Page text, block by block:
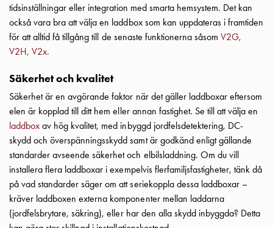
vägguttag?
Välj
rätt
laddbox
elbil
Standarder
och
certifikat
för
laddboxar
Guide:
Installera
laddboxar
tidsinställningar eller integration med smarta hemsystem. Det kan
också vara bra att välja en laddbox som kan uppdateras i framtiden
för att alltid få tillgång till de senaste funktionerna såsom V2G,
V2H, V2x.
Säkerhet och kvalitet
Säkerhet är en avgörande faktor när det gäller laddboxar eftersom
elen är kopplad till ditt hem eller annan fastighet. Se till att välja en
laddboxav hög kvalitet, med inbyggd jordfelsdetektering, DC-
skydd och överspänningsskydd samt är godkänd enligt gällande
standarder avseende säkerhet och elbilsladdning. Om du vill
installera flera laddboxar i exempelvis flerfamiljsfastigheter, tänk då
på vad standarder säger om att seriekoppla dessa laddboxar –
kräver laddboxen externa komponenter mellan laddarna
(jordfelsbrytare, säkring), eller har den alla skydd inbyggda? Detta